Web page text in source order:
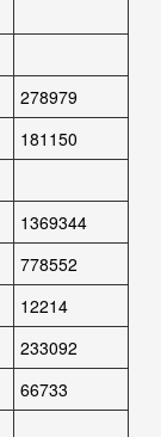
278979
181150
1369344
778552
12214
233092
66733